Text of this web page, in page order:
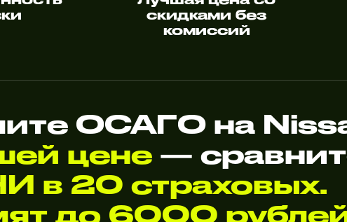
скидками без
комиссий
ОСАГО на
цене —
в 20 страховых.
до 6000